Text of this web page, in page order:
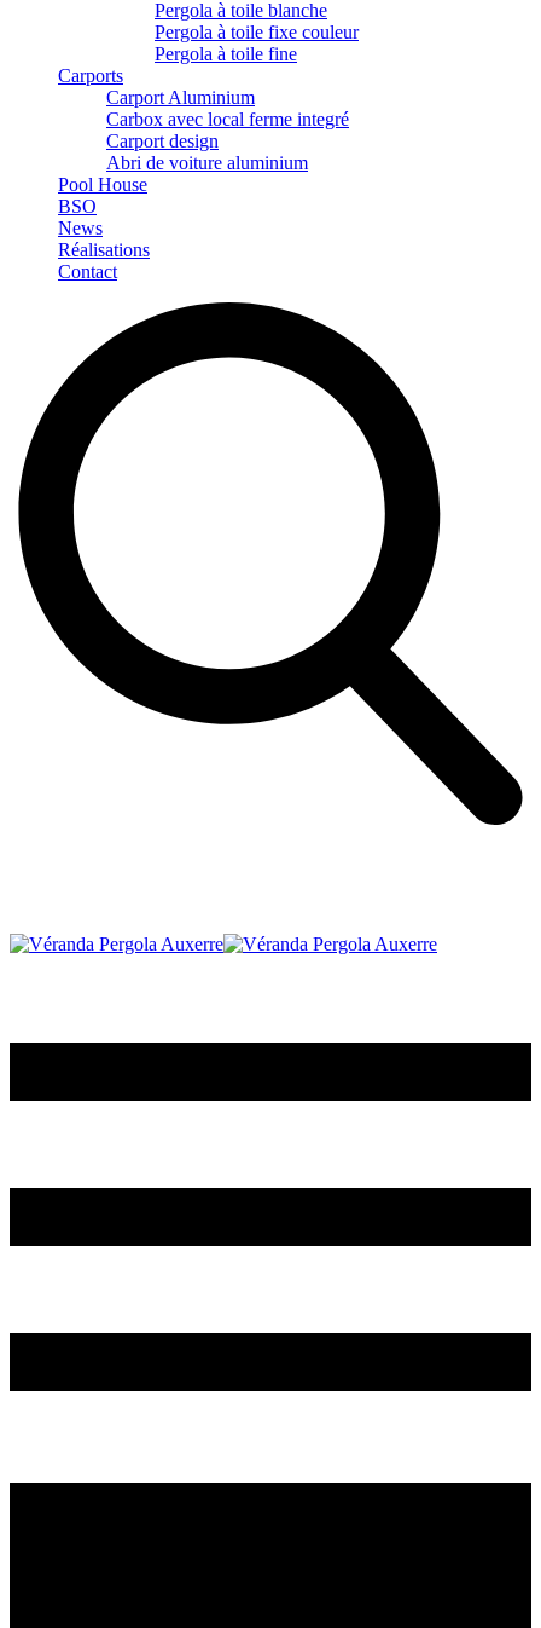
Pergola à toile blanche
Pergola à toile fixe couleur
Pergola à toile fine
Carports
Carport Aluminium
Carbox avec local ferme integré
Carport design
Abri de voiture aluminium
Pool House
BSO
News
Réalisations
Contact